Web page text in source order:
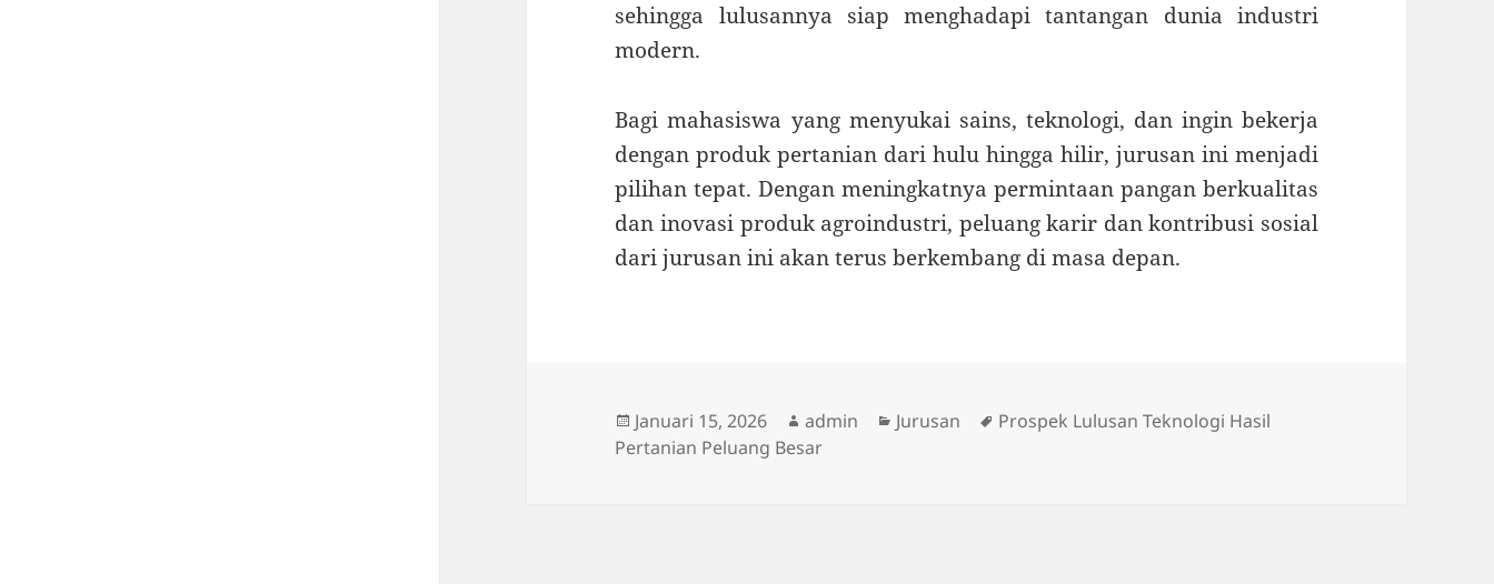
sehingga lulusannya siap menghadapi tantangan dunia industri
modern.
Bagi mahasiswa yang menyukai sains, teknologi, dan ingin bekerja
dengan produk pertanian dari hulu hingga hilir, jurusan ini menjadi
pilihan tepat. Dengan meningkatnya permintaan pangan berkualitas
dan inovasi produk agroindustri, peluang karir dan kontribusi sosial
dari jurusan ini akan terus berkembang di masa depan.
Diposkan
pada
Januari 15, 2026 Penulis
admin Kategori
Jurusan Tag
Prospek Lulusan Teknologi Hasil
Pertanian Peluang Besar